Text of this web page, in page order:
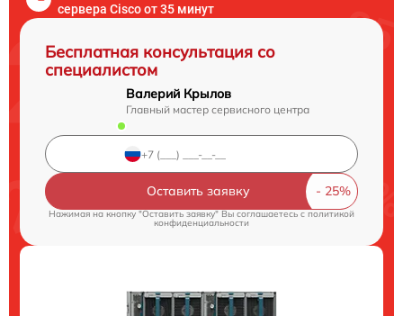
сервера Cisco от 35 минут
Бесплатная консультация со
специалистом
Валерий Крылов
Главный мастер сервисного центра
Оставить заявку
Нажимая на кнопку "Оставить заявку" Вы соглашаетесь cполитикой
конфиденциальности